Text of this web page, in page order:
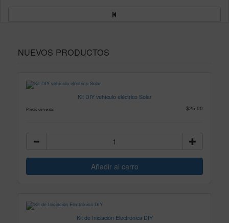
NUEVOS PRODUCTOS
Kit DIY vehículo eléctrico Solar
Precio de venta: $25.00
Kit de Iniciación Electrónica DIY